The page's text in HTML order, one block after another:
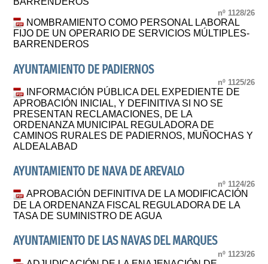
nº 1128/26
NOMBRAMIENTO COMO PERSONAL LABORAL
FIJO DE UN OPERARIO DE SERVICIOS MÚLTIPLES-
BARRENDEROS
AYUNTAMIENTO DE PADIERNOS
nº 1125/26
INFORMACIÓN PÚBLICA DEL EXPEDIENTE DE
APROBACIÓN INICIAL, Y DEFINITIVA SI NO SE
PRESENTAN RECLAMACIONES, DE LA
ORDENANZA MUNICIPAL REGULADORA DE
CAMINOS RURALES DE PADIERNOS, MUÑOCHAS Y
ALDEALABAD
AYUNTAMIENTO DE NAVA DE AREVALO
nº 1124/26
APROBACIÓN DEFINITIVA DE LA MODIFICACIÓN
DE LA ORDENANZA FISCAL REGULADORA DE LA
TASA DE SUMINISTRO DE AGUA
AYUNTAMIENTO DE LAS NAVAS DEL MARQUES
nº 1123/26